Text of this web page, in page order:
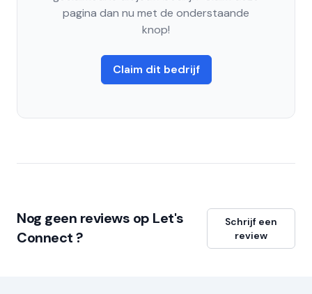
pagina dan nu met de onderstaande
knop!
Claim dit bedrijf
Nog geen reviews op Let's
Connect ?
Schrijf een
review